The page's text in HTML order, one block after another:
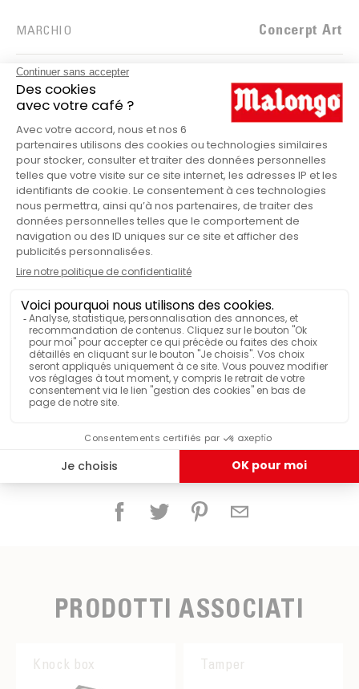
MARCHIO Concerpt Art
COLORE Nero
PRODUTTO Tamper
HANNO TESTATO & APPREZZATO
Impugnatura Tamper POP Nera
Condividere questo prodotto
PRODOTTI ASSOCIATI
Knock box Tamper